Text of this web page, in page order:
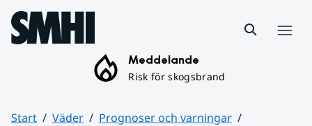
Hoppa till sidans innehåll
Meddelande
Risk för skogsbrand
Start Väder
Prognoser och varningar